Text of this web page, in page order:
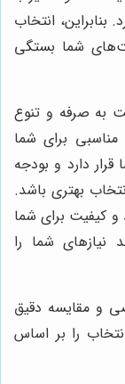
بنابراین، انتخاب
شما بستگی
به صرفه و تنوع
مناسبی برای شما
دارد و بودجه
بهتری باشد.
و کیفیت برای شما
نیازهای شما را
و مقایسه دقیق
را بر اساس